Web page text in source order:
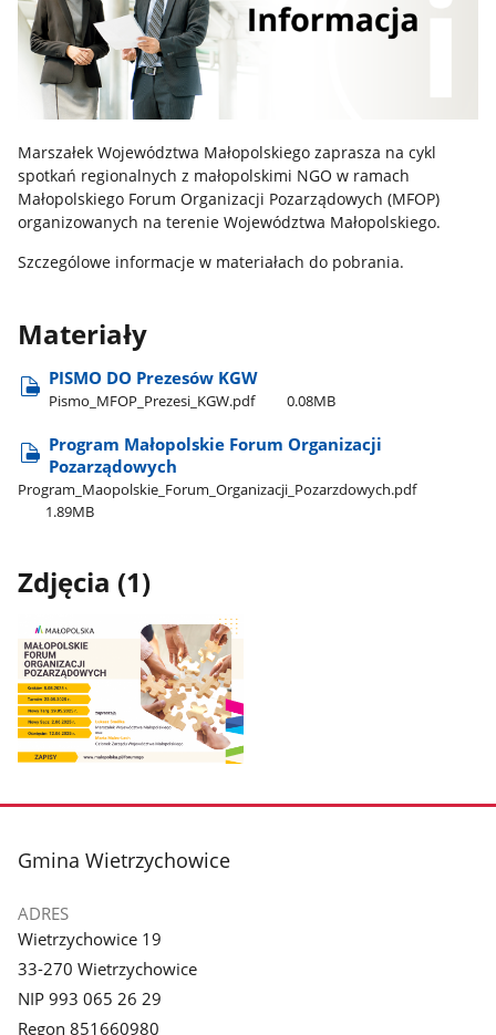
Marszałek Województwa Małopolskiego zaprasza na cykl
spotkań regionalnych z małopolskimi NGO w ramach
Małopolskiego Forum Organizacji Pozarządowych (MFOP)
organizowanych na terenie Województwa Małopolskiego.
Szczególowe informacje w materiałach do pobrania.
Materiały
PISMO DO Prezesów KGW
Pismo​_MFOP​_Prezesi​_KGW.pdf 0.08MB
Program Małopolskie Forum Organizacji
Pozarządowych
Program​_Maopolskie​_Forum​_Organizacji​_Pozarzdowych.pdf
1.89MB
Zdjęcia (1)
galerii.
stopka
Gmina Wietrzychowice
ADRES
Wietrzychowice 19
33-270 Wietrzychowice
NIP 993 065 26 29
Regon 851660980